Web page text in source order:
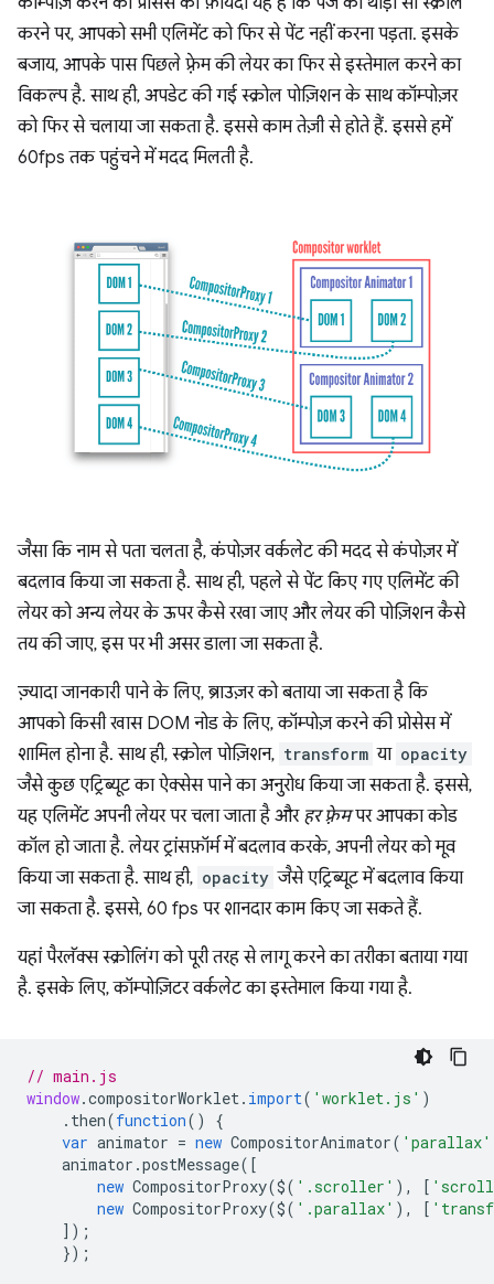
करने पर, आपको सभी एलिमेंट को फिर से पेंट नहीं करना पड़ता. इसके
बजाय, आपके पास पिछले फ़्रेम की लेयर का फिर से इस्तेमाल करने का
विकल्प है. साथ ही, अपडेट की गई स्क्रोल पोज़िशन के साथ कॉम्पोज़र
को फिर से चलाया जा सकता है. इससे काम तेज़ी से होते हैं. इससे हमें
60fps तक पहुंचने में मदद मिलती है.
जैसा कि नाम से पता चलता है, कंपोज़र वर्कलेट की मदद से कंपोज़र में
बदलाव किया जा सकता है. साथ ही, पहले से पेंट किए गए एलिमेंट की
लेयर को अन्य लेयर के ऊपर कैसे रखा जाए और लेयर की पोज़िशन कैसे
तय की जाए, इस पर भी असर डाला जा सकता है.
ज़्यादा जानकारी पाने के लिए, ब्राउज़र को बताया जा सकता है कि
आपको किसी खास DOM नोड के लिए, कॉम्पोज़ करने की प्रोसेस में
शामिल होना है. साथ ही, स्क्रोल पोज़िशन, transform या opacity
जैसे कुछ एट्रिब्यूट का ऐक्सेस पाने का अनुरोध किया जा सकता है. इससे,
यह एलिमेंट अपनी लेयर पर चला जाता है और हर फ़्रेमपर आपका कोड
कॉल हो जाता है. लेयर ट्रांसफ़ॉर्म में बदलाव करके, अपनी लेयर को मूव
किया जा सकता है. साथ ही, opacity जैसे एट्रिब्यूट में बदलाव किया
जा सकता है. इससे, 60 fps पर शानदार काम किए जा सकते हैं.
यहां पैरलॅक्स स्क्रोलिंग को पूरी तरह से लागू करने का तरीका बताया गया
है. इसके लिए, कॉम्पोज़िटर वर्कलेट का इस्तेमाल किया गया है.
// main.js
window.compositorWorklet. import( 'worklet.js' )
. then(function()
{
var animator = new CompositorAnimator( 'parallax'
animator .postMessage([
new CompositorProxy($( '.scroller' ), [
new CompositorProxy($( '.parallax' ), [
]);
});